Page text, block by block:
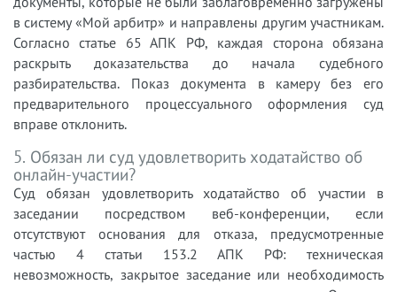
в систему «Мой арбитр» и направлены другим участникам.
Согласно статье 65 АПК РФ, каждая сторона обязана
раскрыть доказательства до начала судебного
разбирательства. Показ документа в камеру без его
предварительного процессуального оформления суд
вправе отклонить.
5. Обязан ли суд удовлетворить ходатайство об
онлайн-участии?
Суд обязан удовлетворить ходатайство об участии в
заседании посредством веб-конференции, если
отсутствуют основания для отказа, предусмотренные
частью 4 статьи 153.2 АПК РФ: техническая
невозможность, закрытое заседание или необходимость